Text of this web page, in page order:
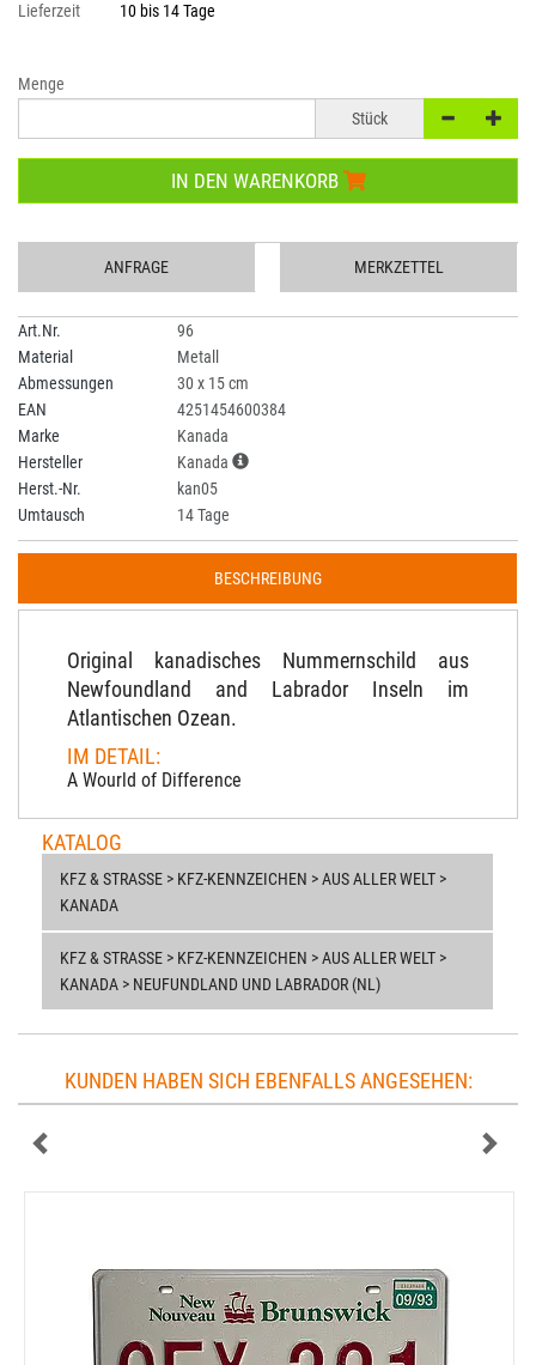
Lieferzeit 10 bis 14 Tage
Menge
Stück
IN DEN WARENKORB
ANFRAGE MERKZETTEL
Art.Nr.
96
Material
Metall
Abmessungen
30 x 15 cm
EAN
4251454600384
Marke
Kanada
Hersteller
Kanada
Herst.-Nr.
kan05
Umtausch
14 Tage
BESCHREIBUNG
Original kanadisches Nummernschild aus
Newfoundland and Labrador Inseln im
Atlantischen Ozean.
IM DETAIL:
A Wourld of Difference
KATALOG
KFZ & STRASSE > KFZ-KENNZEICHEN > AUS ALLER WELT > K
ANADA
KFZ & STRASSE > KFZ-KENNZEICHEN > AUS ALLER WELT > K
ANADA > NEUFUNDLAND UND LABRADOR (NL)
KUNDEN HABEN SICH EBENFALLS ANGESEHEN: